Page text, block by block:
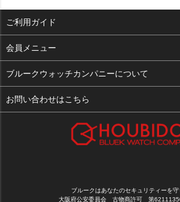
ご利用ガイド
よくある質問
支払い・送料
修理依頼
会員メニュー
ログイン
お気に入り
ブルークウォッチカンパニーについて
会社概要
お問い合わせはこちら
ブルークはあなたのセキュリティーを
大阪府公安委員会 古物商許可 第